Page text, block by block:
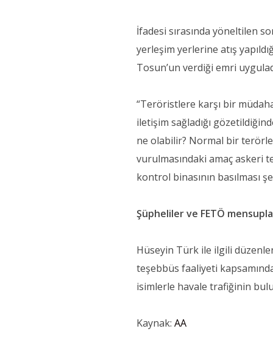
İfadesi sırasında yöneltilen
yerleşim yerlerine atış
Tosun’un verdiği emri
“Teröristlere karşı bir
iletişim sağladığı
ne olabilir? Normal bir
vurulmasındaki amaç askeri
kontrol binasının basılması
Şüpheliler ve FETÖ
Hüseyin Türk ile ilgili
teşebbüs faaliyeti
isimlerle havale trafiğinin
Kaynak:AA